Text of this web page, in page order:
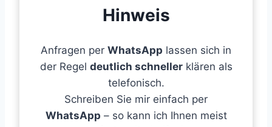
Hinweis
Anfragen per WhatsApp lassen sich in
der Regel deutlich schnellerklären als
telefonisch.
Schreiben Sie mir einfach per
WhatsApp – so kann ich Ihnen meist